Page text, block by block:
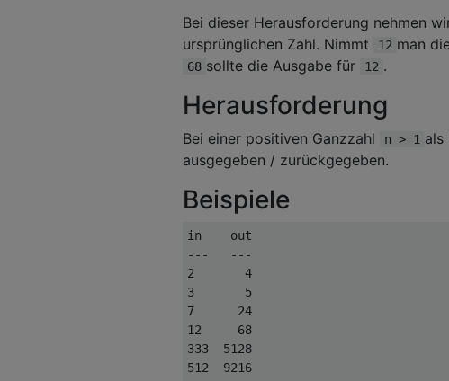
Bei dieser Herausforderung nehmen
ursprünglichen Zahl. Nimmt
12 man
68 sollte die Ausgabe für 12 .
Herausforderung
Bei einer positiven Ganzzahl n > 1 als
ausgegeben / zurückgegeben.
Beispiele
in    out
---   ---
2       4
3       5
7      24
12     68
333  5128